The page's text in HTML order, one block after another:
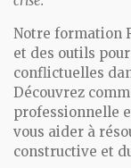
Notre formation
et des outils
conflictuelles
Découvrez
professionnelle
vous aider à
constructive et